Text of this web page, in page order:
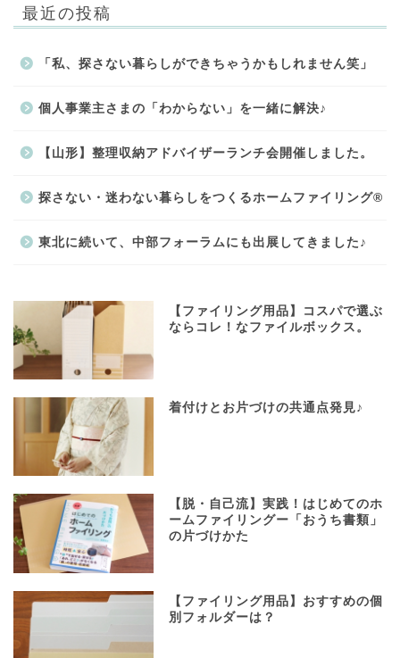
最近の投稿
「私、探さない暮らしができちゃうかもしれません笑」
個人事業主さまの「わからない」を一緒に解決♪
【山形】整理収納アドバイザーランチ会開催しました。
探さない・迷わない暮らしをつくるホームファイリング®
東北に続いて、中部フォーラムにも出展してきました♪
【ファイリング用品】コスパで選ぶ
ならコレ！なファイルボックス。
着付けとお片づけの共通点発見♪
【脱・自己流】実践！はじめてのホ
ームファイリングー「おうち書類」
の片づけかた
【ファイリング用品】おすすめの個
別フォルダーは？